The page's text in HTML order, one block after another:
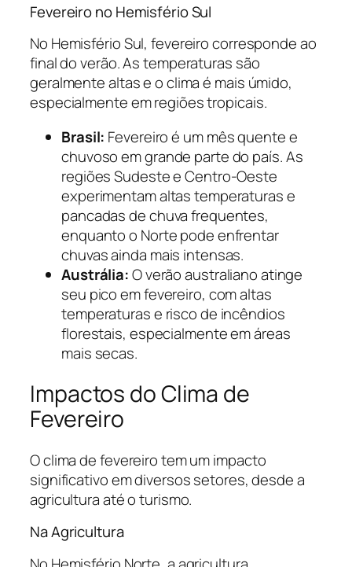
Fevereiro no Hemisfério Sul
No Hemisfério Sul, fevereiro corresponde ao
final do verão. As temperaturas são
geralmente altas e o clima é mais úmido,
especialmente em regiões tropicais.
Brasil: Fevereiro é um mês quente e
chuvoso em grande parte do país. As
regiões Sudeste e Centro-Oeste
experimentam altas temperaturas e
pancadas de chuva frequentes,
enquanto o Norte pode enfrentar
chuvas ainda mais intensas.
Austrália:O verão australiano atinge
seu pico em fevereiro, com altas
temperaturas e risco de incêndios
florestais, especialmente em áreas
mais secas.
Impactos do Clima de
Fevereiro
O clima de fevereiro tem um impacto
significativo em diversos setores, desde a
agricultura até o turismo.
Na Agricultura